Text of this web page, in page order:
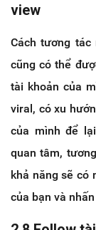
view
Cách tương tác
cũng có thể
tài khoản của
viral, có xu
của mình để
quan tâm,
khả năng sẽ có
của bạn và